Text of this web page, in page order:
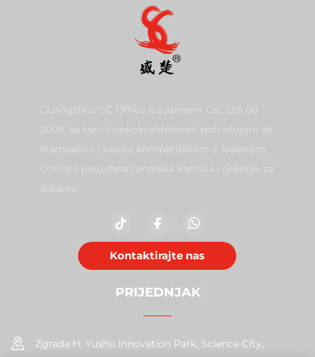
Guangzhou SC Office Equipment Co., Ltd od
2009. se bavi visokokvalitetnom potrošnjom za
štampalice i kopire kompatibilnim s Japanom.
Otkrijte pouzdana tonerska kartuša i rješenja za
slikanje.
Kontaktirajte nas
PRIJEDNJAK
Zgrada H, Yushu Innovation Park, Science City,